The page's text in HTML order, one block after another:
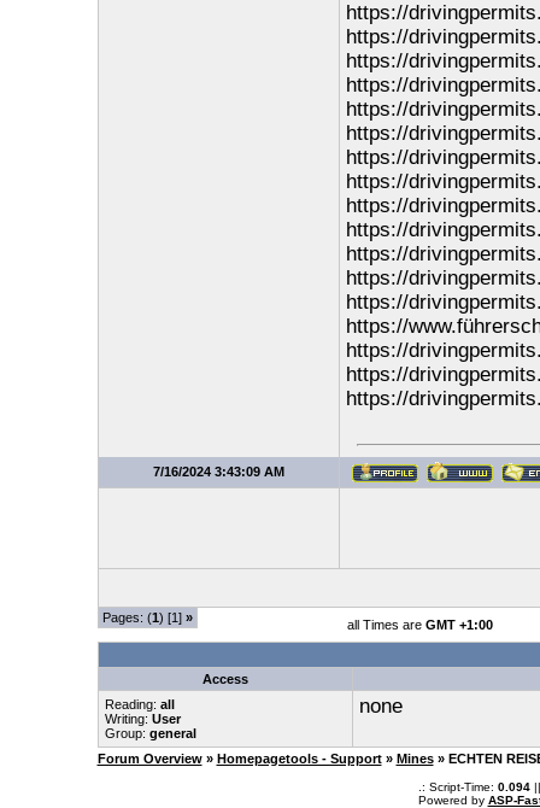
https://
https://
https://
https://
https://
https://
https://
https://
https://
https://
https://
https://
https://
https://
https://
https://
https://
7/16/2024 3:43:09 AM
Pages: (1) [1] » all Times are GMT +1:00
Access
Reading: all
Writing: User
Group: general
none
Forum Overview » Homepagetools - Support » Mines » ECHTEN
.: Script-Time: 0.094||
Powered by ASP-